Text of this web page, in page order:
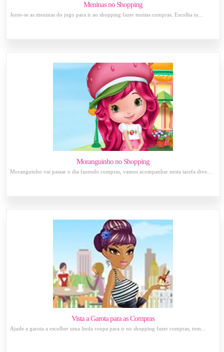
Meninas no Shopping
Junte-se as meninas do jogo para ir ao shopping fazer muitas compras. Escolha tu...
Moranguinho no Shopping
Moranguinho vai passar o dia fazendo compras, vamos acompanhar nesta tarefa dive...
Vista a Garota para as Compras
Ajude a garota a escolher uma linda roupa para ir no shopping fazer compras, tom...